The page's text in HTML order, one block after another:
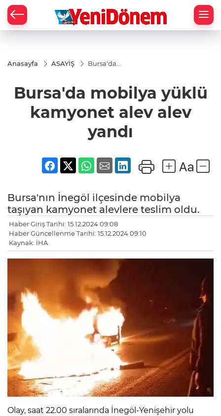
Anasayfa ASAYİŞ
Bursa'da
kamyonet
alev alev
Bursa'da mobilya yüklü
kamyonet alev alev
yandı
Bursa'nın İnegöl ilçesinde mobilya
taşıyan kamyonet alevlere teslim oldu.
Haber Giriş Tarihi: 15.12.2024 09:08
Haber Güncellenme Tarihi: 15.12.2024 09:10
Kaynak: İHA
Olay, saat 22.00 sıralarında İnegöl-Yenişehir yolu